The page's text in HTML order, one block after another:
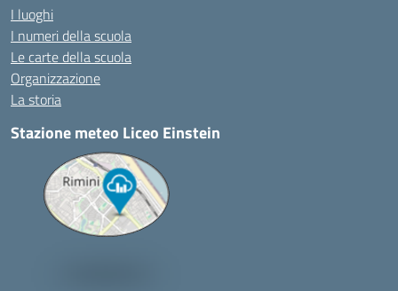
I luoghi
I numeri della scuola
Le carte della scuola
Organizzazione
La storia
Stazione meteo Liceo Einstein